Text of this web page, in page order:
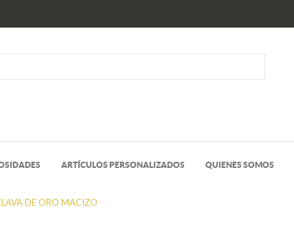
ARTÍCULOS PERSONALIZADOS QUIENES SOMOS
DE ORO MACIZO